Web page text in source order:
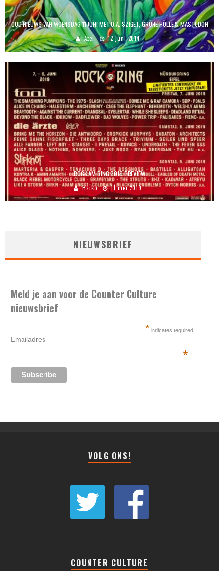
OUD NIEUWS VAN WOENSDAG 11 JUNI MET O.A. SZIGET, GRÜNE HÖLLE & MASTODON
Axel 12 juni 2014
ROCK AM RING 2019 PREVIEW
Haiko 11 mei 2019
NIEUWSBRIEF
Meld je aan voor de Counter Culture
nieuwsbrief
* indicates required
Emailadres
*
VOLG ONS!
COUNTER CULTURE